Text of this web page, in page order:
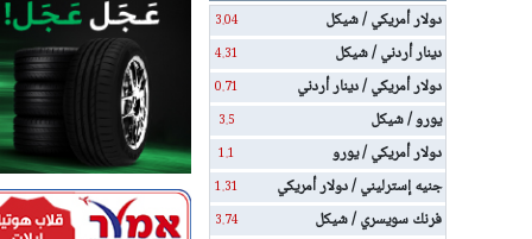
دولار أمريكي / شيكل
3.04
دينار أردني / شيكل 4.31
دولار أمريكي / دينار أردني 0.71
يورو / شيكل 3.5
دولار أمريكي / يورو 1.1
جنيه إسترليني / دولار أمريكي 1.31
فرنك سويسري / شيكل 3.74